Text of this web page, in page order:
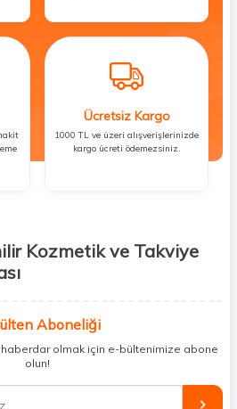
Ücretsiz Kargo
1000 TL ve üzeri alışverişlerinizde
kargo ücreti ödemezsiniz.
Kozmetik ve Takviye
gıda ürünlerini sizlerle
mağaza dolaşmanıza gerek yok;
çatı altında topluyor ve kapınıza kadar
ürünleriyle güzelliğinizi tamamlayabilir,
Aboneliği
olmak için e-bültenimize abone
olun!